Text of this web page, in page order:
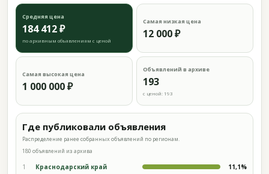
Средняя цена
184 412 ₽
по архивным объявлениям с ценой
Самая низкая цена
12 000 ₽
Самая высокая цена
1 000 000 ₽
Объявлений в архиве
193
с ценой: 193
Где публиковали объявления
Распределение ранее собранных объявлений по регионам.
180 объявлений из архива
1 Краснодарский край 11,1%